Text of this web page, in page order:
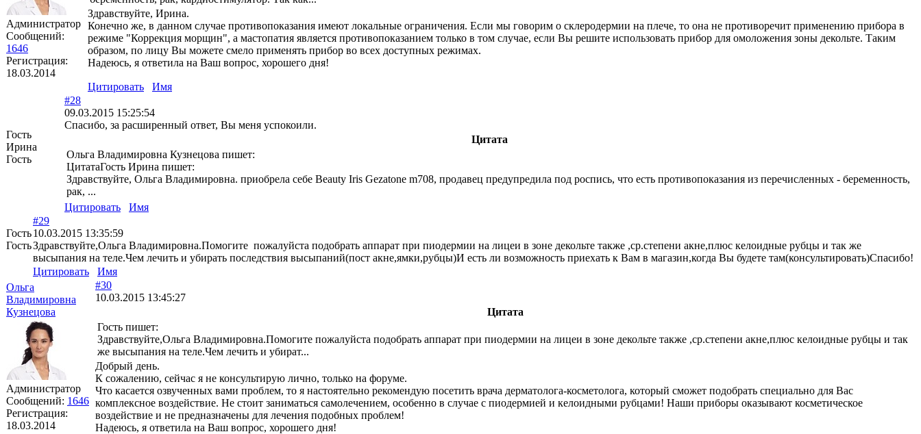
Администратор
Сообщений:
1646
Регистрация:
18.03.2014
Здравствуйте, Ирина.
Конечно же, в данном случае противопоказания имеют локальные ограничения. Если мы говорим о склеродермии на плече, то она не противоречит применению прибора в
режиме "Коррекция морщин", а мастопатия является противопоказанием только в том случае, если Вы решите использовать прибор для омоложения зоны декольте. Таким
образом, по лицу Вы можете смело применять прибор во всех доступных режимах.
Надеюсь, я ответила на Ваш вопрос, хорошего дня!
Цитировать Имя
Гость
Ирина
Гость
#28
09.03.2015 15:25:54
Спасибо, за расширенный ответ, Вы меня успокоили.
Цитата
Ольга Владимировна Кузнецова пишет:
ЦитатаГость Ирина пишет:
Здравствуйте, Ольга Владимировна. приобрела себе Beauty Iris Gezatone m708, продавец предупредила под роспись, что есть противопоказания из перечисленных - беременность,
рак, ...
Цитировать
Имя
Гость
Гость
#29
10.03.2015 13:35:59
Здравствуйте,Ольга Владимировна.Помогите пожалуйста подобрать аппарат при пиодермии на лицеи в зоне декольте также ,ср.степени акне,плюс келоидные рубцы и так же
высыпания на теле.Чем лечить и убирать последствия высыпаний(пост акне,ямки,рубцы)И есть ли возможность приехать к Вам в магазин,когда Вы будете там(консультировать)Спасибо!
Цитировать
Имя
Ольга
Владимировна
Кузнецова
Администратор
Сообщений: 1646
Регистрация:
18.03.2014
#30
10.03.2015 13:45:27
Цитата
Гость пишет:
Здравствуйте,Ольга Владимировна.Помогите пожалуйста подобрать аппарат при пиодермии на лицеи в зоне декольте также ,ср.степени акне,плюс келоидные рубцы и так
же высыпания на теле.Чем лечить и убират...
Добрый день.
К сожалению, сейчас я не консультирую лично, только на форуме.
Что касается озвученных вами проблем, то я настоятельно рекомендую посетить врача дерматолога-косметолога, который сможет подобрать специально для Вас
комплексное воздействие. Не стоит заниматься самолечением, особенно в случае с пиодермией и келоидными рубцами! Наши приборы оказывают косметическое
воздействие и не предназначены для лечения подобных проблем!
Надеюсь, я ответила на Ваш вопрос, хорошего дня!